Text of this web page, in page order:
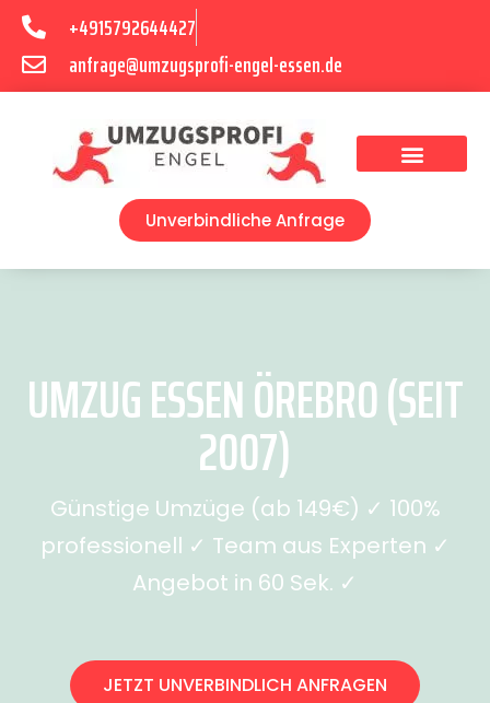
+4915792644427
anfrage@umzugsprofi-engel-essen.de
Unverbindliche Anfrage
UMZUG ESSEN ÖREBRO (SEIT
2007)
Günstige Umzüge (ab 149€) ✓ 100%
professionell ✓ Team aus Experten ✓
Angebot in 60 Sek. ✓
JETZT UNVERBINDLICH ANFRAGEN